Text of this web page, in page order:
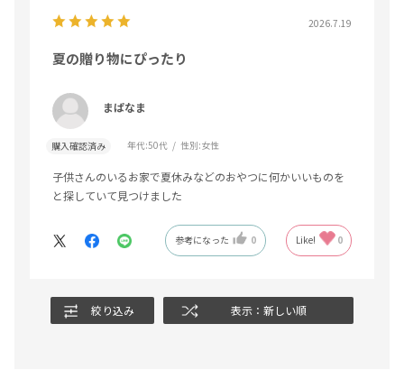
2026.7.19
夏の贈り物にぴったり
まぱなま
購入確認済み 年代:50代 性別:女性
子供さんのいるお家で夏休みなどのおやつに何かいいものを
と探していて見つけました
参考になった 0 Like! 0
絞り込み 表示：新しい順